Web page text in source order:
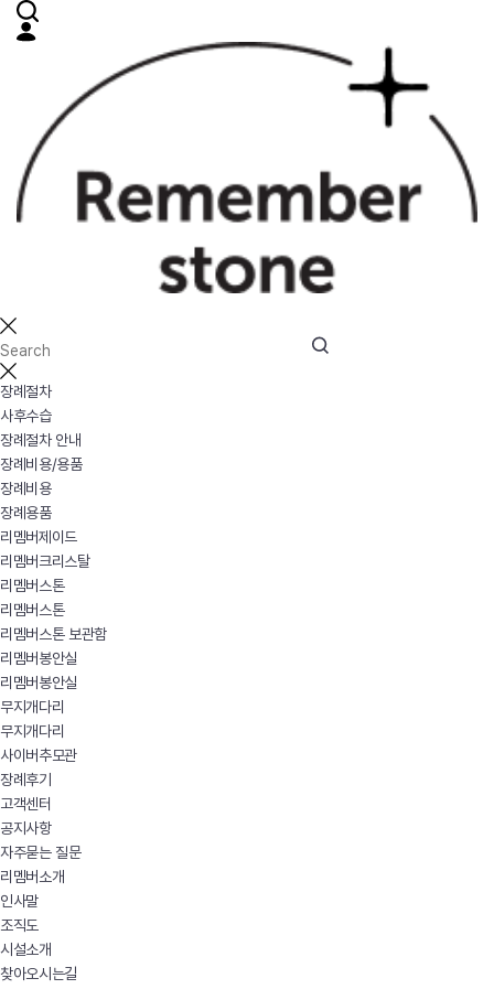
장례절차
사후수습
장례절차 안내
장례비용/용품
장례비용
장례용품
리멤버제이드
리멤버크리스탈
리멤버스톤
리멤버스톤
리멤버스톤 보관함
리멤버봉안실
리멤버봉안실
무지개다리
무지개다리
사이버추모관
장례후기
고객센터
공지사항
자주묻는 질문
리멤버소개
인사말
조직도
시설소개
찾아오시는길